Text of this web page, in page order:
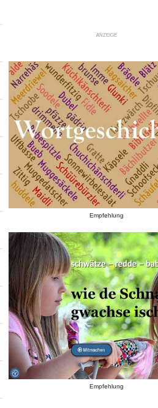
ANZEIGE
Empfehlung
Empfehlung